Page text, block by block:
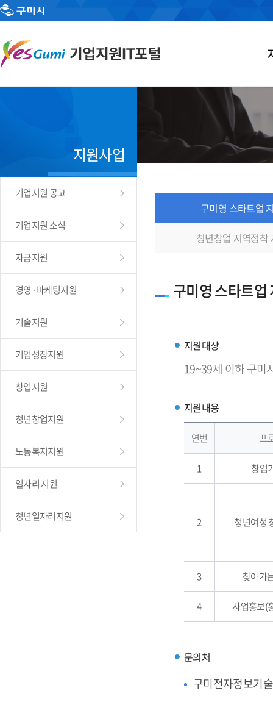
지원사업
기업지원 공고
기업지원 소식
자금지원
경영·마케팅지원
기술지원
기업성장지원
창업지원
청년창업지원
노동복지지원
일자리 지원
청년일자리지원
구미영 스타트업
청년창업 지역정착
구미영 스타트업
지원대상
19~39세 이하 구미
지원내용
연번 프
1 창업
2 청년여성
3 찾아가
4 사업홍보(
문의처
구미전자정보기